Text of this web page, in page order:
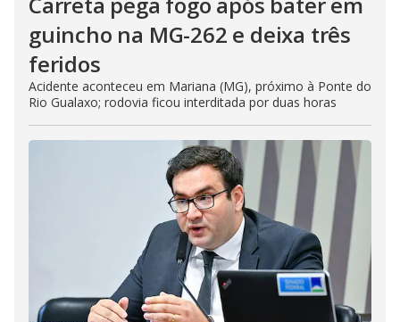
guincho na MG-262 e deixa três
feridos
Acidente aconteceu em Mariana (MG), próximo à Ponte do
Rio Gualaxo; rodovia ficou interditada por duas horas